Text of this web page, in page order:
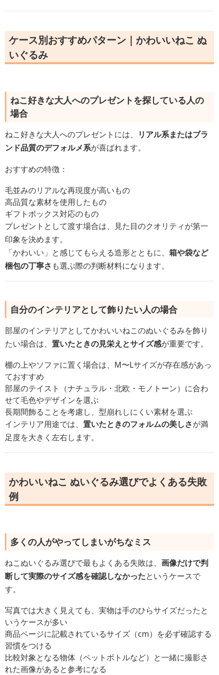
ケース別おすすめパターン｜かわいいねこ ぬ
いぐるみ
ねこ好きな大人へのプレゼントを探している人の
場合
ねこ好きな大人へのプレゼントには、
リアル系またはブラ
ンド品質のデフォルメ系が喜ばれます。
おすすめの特徴：
毛並みのリアルな再現度が高いもの
高品質な素材を使用したもの
ギフトボックス対応のもの
プレゼントとして渡す場合は、見た目のクオリティが第一
印象を決めます。
「かわいい」と感じてもらえる造形とともに、 箱や袋など
梱包の丁寧さ も選ぶ際の判断材料になります。
自分のインテリアとして飾りたい人の場合
部屋のインテリアとしてかわいいねこのぬいぐるみを飾り
たい場合は、 置いたときの見栄えとサイズ感が重要です。
棚の上やソファに置く場合は、M〜Lサイズが存在感があっ
ておすすめ
部屋のテイスト（ナチュラル・北欧・モノトーン）に合わ
せて毛色やデザインを選ぶ
長期間飾ることを考慮し、型崩れしにくい素材を選ぶ
インテリア用途では、 置いたときのフォルムの美しさが満
足度を大きく左右します。
かわいいねこ ぬいぐるみ選びでよくある失敗
例
多くの人がやってしまいがちなミス
ねこぬいぐるみ選びで最もよくある失敗は、 画像だけで判
断して実際のサイズ感を確認しなかったというケースで
す。
写真では大きく見えても、実物は手のひらサイズだったと
いうケースが多い
商品ページに記載されているサイズ（cm）を必ず確認する
習慣をつける
比較対象となる物体（ペットボトルなど）と一緒に撮影さ
れた画像があると参考になる